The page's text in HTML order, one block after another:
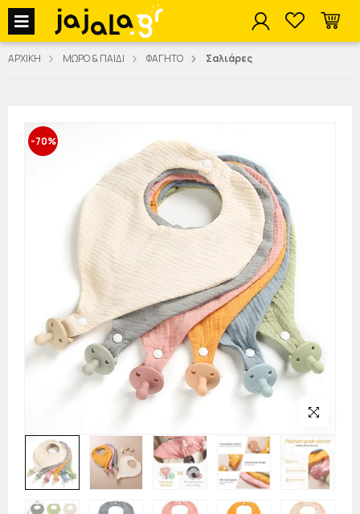
jajala Menu
ΑΡΧΙΚΗ ΜΩΡΟ & ΠΑΙΔΙ ΦΑΓΗΤΟ Σαλιάρες
-70%